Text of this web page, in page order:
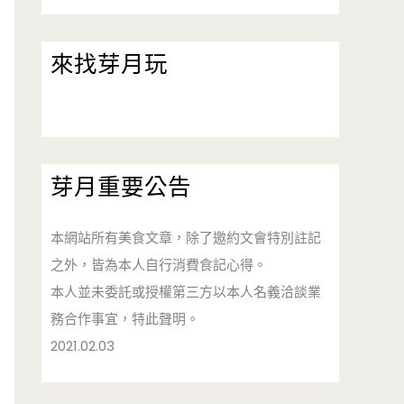
來找芽月玩
芽月重要公告
本網站所有美食文章，除了邀約文會特別註記
之外，皆為本人自行消費食記心得。
本人並未委託或授權第三方以本人名義洽談業
務合作事宜，特此聲明。
2021.02.03